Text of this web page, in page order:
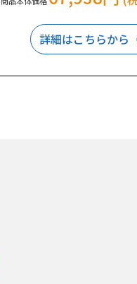
詳細はこちらから